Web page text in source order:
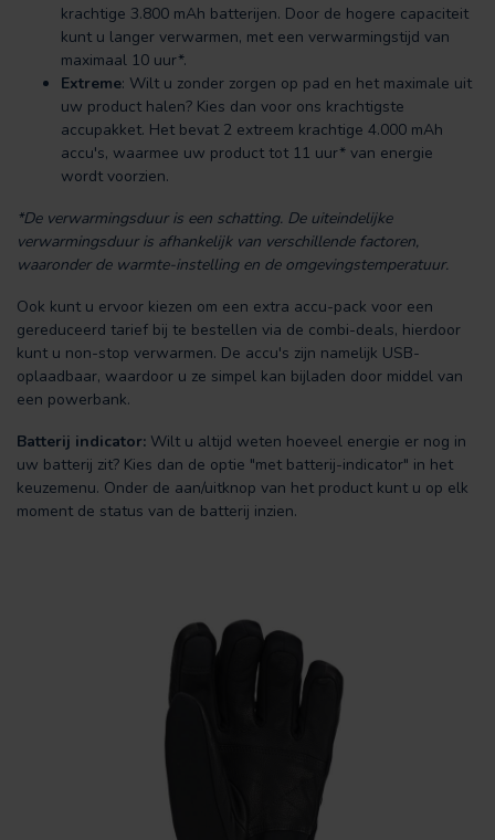
krachtige 3.800 mAh batterijen. Door de hogere capaciteit
kunt u langer verwarmen, met een verwarmingstijd van
maximaal 10 uur*.
Extreme: Wilt u zonder zorgen op pad en het maximale uit
uw product halen? Kies dan voor ons krachtigste
accupakket. Het bevat 2 extreem krachtige 4.000 mAh
accu's, waarmee uw product tot 11 uur* van energie
wordt voorzien.
*De verwarmingsduur is een schatting. De uiteindelijke
verwarmingsduur is afhankelijk van verschillende factoren,
waaronder de warmte-instelling en de omgevingstemperatuur.
Ook kunt u ervoor kiezen om een extra accu-pack voor een
gereduceerd tarief bij te bestellen via de combi-deals, hierdoor
kunt u non-stop verwarmen. De accu's zijn namelijk USB-
oplaadbaar, waardoor u ze simpel kan bijladen door middel van
een powerbank.
Batterij indicator: Wilt u altijd weten hoeveel energie er nog in
uw batterij zit? Kies dan de optie "met batterij-indicator" in het
keuzemenu. Onder de aan/uitknop van het product kunt u op elk
moment de status van de batterij inzien.